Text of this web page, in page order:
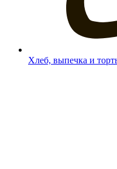
Хлеб, выпечка и